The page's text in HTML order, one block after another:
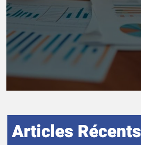
Articles Récents